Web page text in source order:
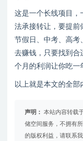
这是一个长线项目，
法承接转让，要提前
节假日、中考、高考
去赚钱，只要找到合
个月的利润让你吃一
以上就是本文的全部
声明： 本站内容转载
储空间服务，不拥有
的版权利益，请联系